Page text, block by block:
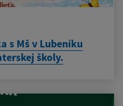
s Mš v Lubeníku
školy.